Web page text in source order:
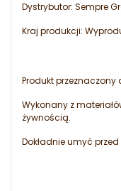
Dystrybutor: Sempre
Kraj produkcji:
Produkt
Wykonany z
żywnością.
Dokładnie umyć